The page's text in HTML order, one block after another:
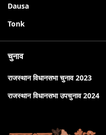
Dausa
Tonk
चुनाव
राजस्थान विधानसभा चुनाव 2023
राजस्थान विधानसभा उपचुनाव 2024